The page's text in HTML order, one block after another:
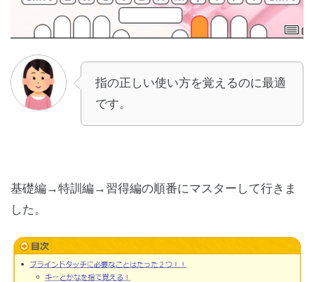
指の正しい使い方を覚えるのに最適
です。
基礎編→特訓編→習得編の順番にマスターして行きま
した。